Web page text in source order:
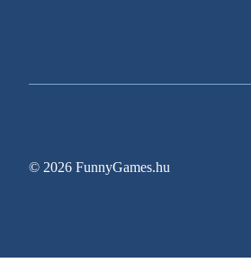
© 2026 FunnyGames.hu